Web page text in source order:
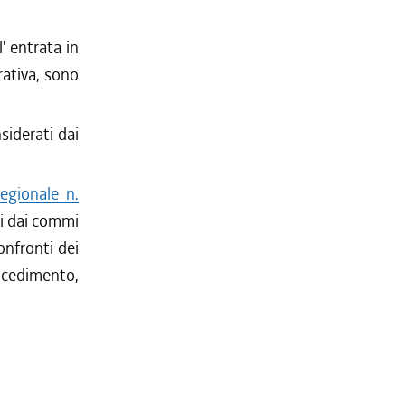
entrata in
sono
dai
n.
dai commi
dei